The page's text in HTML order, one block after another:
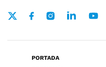
PORTADA